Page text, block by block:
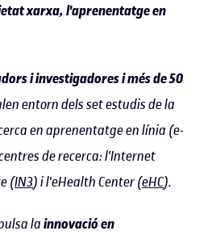
xarxa, l'aprenentatge en
i investigadores i més de 50
entorn dels set estudis de la
en aprenentatge en línia (e-
de recerca: l'Internet
(IN3) i l'eHealth Center (eHC).
lainnovació en